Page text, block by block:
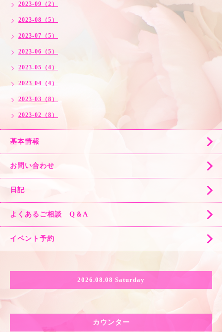
2023-09（2）
2023-08（5）
2023-07（5）
2023-06（5）
2023-05（4）
2023-04（4）
2023-03（8）
2023-02（8）
基本情報
お問い合わせ
日記
よくあるご相談 Q＆A
イベント予約
2026.08.08 Saturday
カウンター